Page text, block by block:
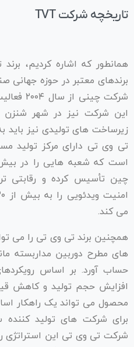
تاریخچه شرکت TVT
همانطور که اشاره کردیم،
برندهای معتبر در حوزه
شرکت
این شرکت نیز در شهر
زیرساخت های تولیدی نیز باید
تی وی تی دارای مرکز تولید
چین تأسیس کرده و رقابتی
می کند.
همچنین برند تی وی تی را می
های مطرح دوربین مداربسته
حساب آورد. بر اساس
افزایش حجم تولید و کاهش
محصول می تواند یک راهکار
برای شرکت های تولید